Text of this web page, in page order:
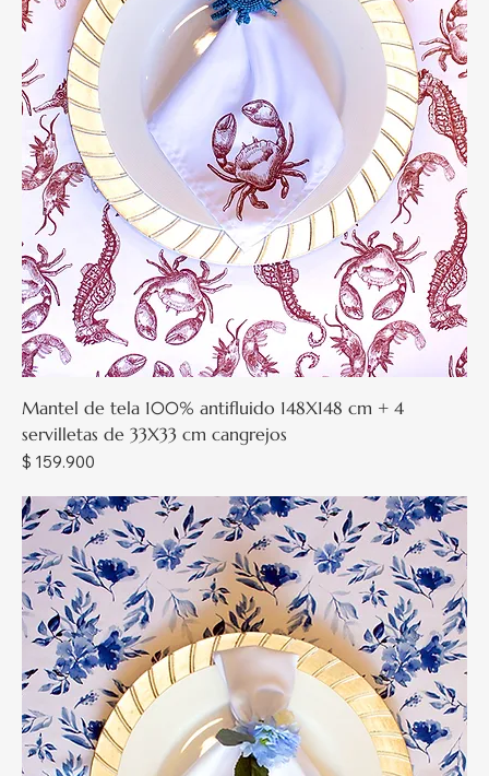
Mantel de tela 100% antifluido 148X148 cm + 4
servilletas de 33X33 cm cangrejos
Precio
$ 159.900